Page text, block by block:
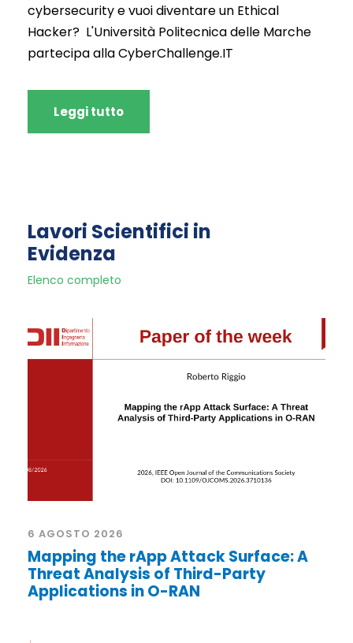
cybersecurity e vuoi diventare un Ethical
Hacker? L'Università Politecnica delle Marche
partecipa alla CyberChallenge.IT
Leggi tutto
Lavori Scientifici in
Evidenza
Elenco completo
6 AGOSTO 2026
Mapping the rApp Attack Surface: A
Threat Analysis of Third-Party
Applications in O-RAN